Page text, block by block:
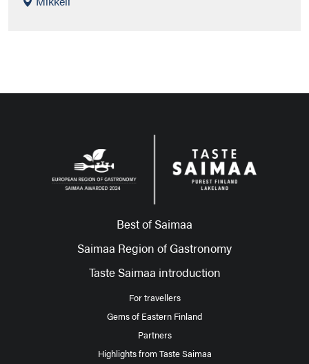
Best of Saimaa
Saimaa Region of Gastronomy
Taste Saimaa introduction
For travellers
Gems of Eastern Finland
Partners
Highlights from Taste Saimaa